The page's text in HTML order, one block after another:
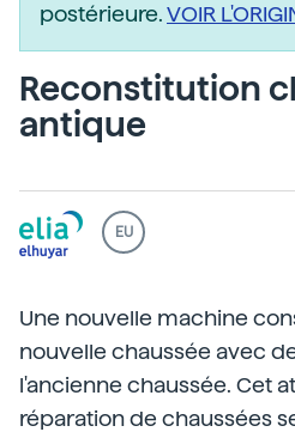
postérieure.VOIR
Reconstitution
antique
EU
Une nouvelle machine
nouvelle chaussée avec
l'ancienne chaussée. Cet
réparation de chaussées